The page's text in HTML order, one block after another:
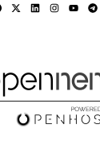
FacebookLinkedinInstagram